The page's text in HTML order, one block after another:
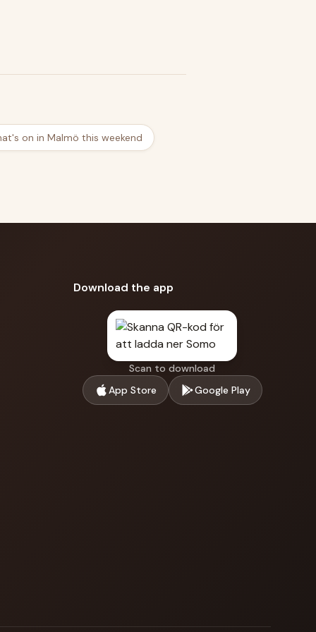
on in Malmö this weekend
Download the app
Scan to download
App Store
Google Play